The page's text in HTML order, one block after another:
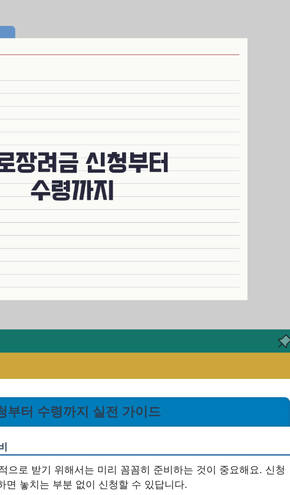
부터 수령까지 실전 가이드
으로 받기 위해서는 미리 꼼꼼히 준비하는 것이 중요해요. 신청
면 놓치는 부분 없이 신청할 수 있답니다.